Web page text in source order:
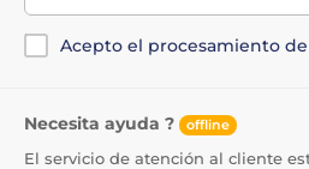
Acepto el procesamiento de
Necesita ayuda ? offline
El servicio de atención al cliente